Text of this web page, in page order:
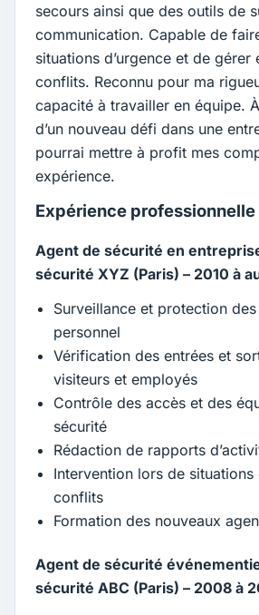
secours ainsi que des outils de
communication. Capable de
situations d’urgence et de gérer
conflits. Reconnu pour ma
capacité à travailler en équipe.
d’un nouveau défi dans une
pourrai mettre à profit mes
expérience.
Expérience professionnelle
Agent de sécurité en
sécurité XYZ (Paris) – 2010 à
Surveillance et protection
personnel
Vérification des entrées et
visiteurs et employés
Contrôle des accès et des
sécurité
Rédaction de rapports
Intervention lors de situations
conflits
Formation des nouveaux
Agent de sécurité
sécurité ABC (Paris) – 2008 à